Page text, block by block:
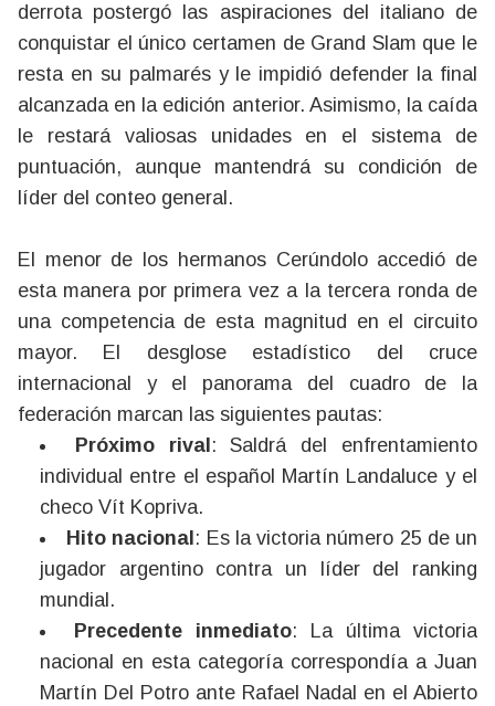
derrota postergó las aspiraciones del italiano de
conquistar el único certamen de Grand Slam que le
resta en su palmarés y le impidió defender la final
alcanzada en la edición anterior. Asimismo, la caída
le restará valiosas unidades en el sistema de
puntuación, aunque mantendrá su condición de
líder del conteo general.
El menor de los hermanos Cerúndolo accedió de
esta manera por primera vez a la tercera ronda de
una competencia de esta magnitud en el circuito
mayor. El desglose estadístico del cruce
internacional y el panorama del cuadro de la
federación marcan las siguientes pautas:
Próximo rival : Saldrá del enfrentamiento
individual entre el español Martín Landaluce y el
checo Vít Kopriva.
Hito nacional : Es la victoria número 25 de un
jugador argentino contra un líder del ranking
mundial.
Precedente inmediato: La última victoria
nacional en esta categoría correspondía a Juan
Martín Del Potro ante Rafael Nadal en el Abierto